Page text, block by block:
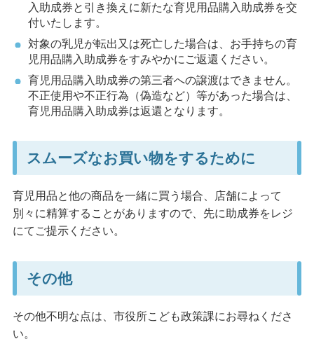
入助成券と引き換えに新たな育児用品購入助成券を交
付いたします。
対象の乳児が転出又は死亡した場合は、お手持ちの育
児用品購入助成券をすみやかにご返還ください。
育児用品購入助成券の第三者への譲渡はできません。
不正使用や不正行為（偽造など）等があった場合は、
育児用品購入助成券は返還となります。
スムーズなお買い物をするために
育児用品と他の商品を一緒に買う場合、店舗によって
別々に精算することがありますので、先に助成券をレジ
にてご提示ください。
その他
その他不明な点は、市役所こども政策課にお尋ねくださ
い。